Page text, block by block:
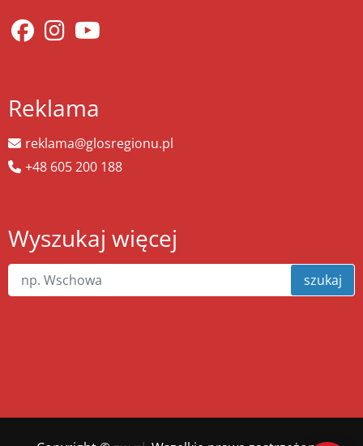
Reklama
reklama@glosregionu.pl
+48 605 200 188
Wyszukaj więcej
szukaj